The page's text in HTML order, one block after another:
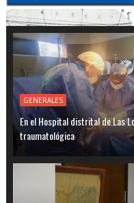
GENERALES
En el Hospital distrital de Las
traumatológica